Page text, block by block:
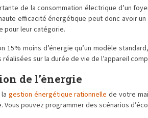
de la consommation électrique d’un
efficacité énergétique peut donc avoir
pour leur catégorie.
moins d’énergie qu’un modèle
sur la durée de vie de l’appareil
de l’énergie
gestion énergétique rationnelle de votre
pouvez programmer des scénarios